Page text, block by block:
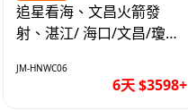
追星看海、文昌火箭發
射、湛江/ 海口/文昌/瓊海/
優質6天
JM-HNWC06
6天 $3598+